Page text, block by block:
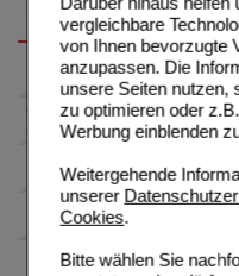
vergleichbare
von Ihnen bevorzugte
anzupassen. Die
unsere Seiten nutzen,
zu optimieren oder
Werbung einblenden
Weitergehende
unserer
Cookies.
Bitte wählen Sie